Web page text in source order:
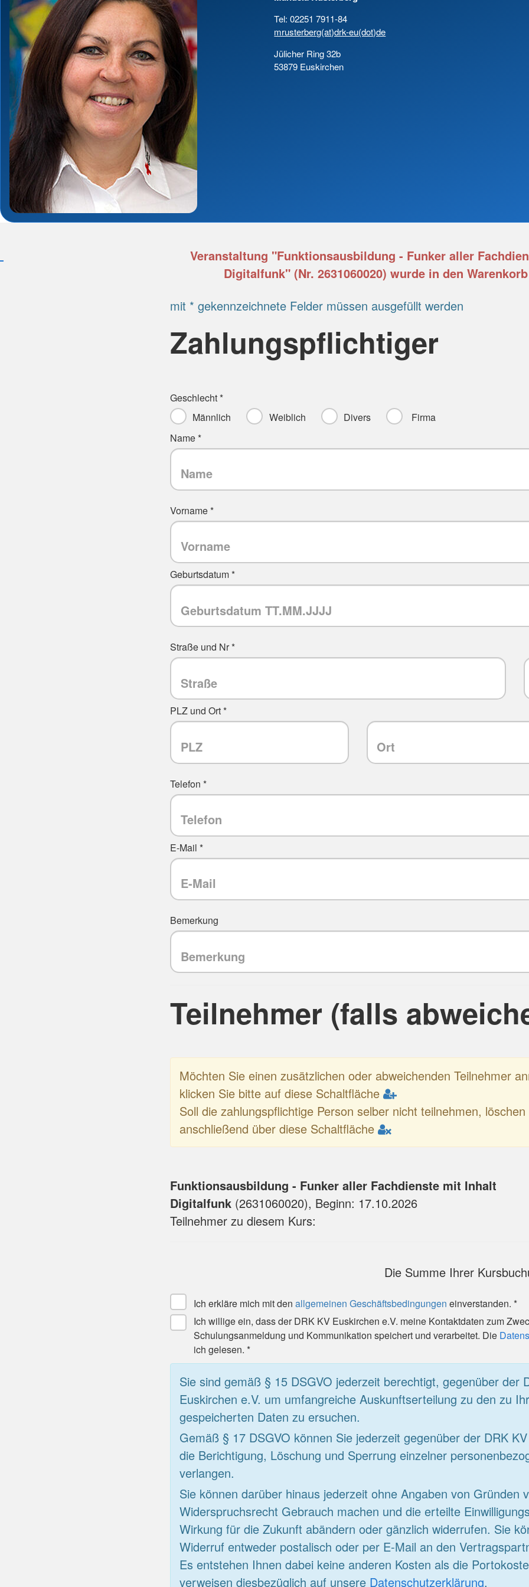
Tel: 02251 7911-84
mrusterberg(at)drk-eu(dot)de
Jülicher Ring 32b
53879 Euskirchen
Veranstaltung "Funktionsausbildung - Funker aller
Digitalfunk" (Nr. 2631060020) wurde in den
mit * gekennzeichnete Felder müssen ausgefüllt werden
Zahlungspflichtiger
Geschlecht *
Männlich
Weiblich Divers
Firma
Name *
Vorname *
Geburtsdatum *
Straße und Nr *
PLZ und Ort *
Telefon *
E-Mail *
Bemerkung
Teilnehmer (falls
Möchten Sie einen zusätzlichen oder abweichenden Teilnehmer
klicken Sie bitte auf diese Schaltfläche
Soll die zahlungspflichtige Person selber nicht teilnehmen,
anschließend über diese Schaltfläche
Funktionsausbildung - Funker aller Fachdienste mit Inhalt
Digitalfunk (2631060020), Beginn: 17.10.2026
Teilnehmer zu diesem Kurs:
Die Summe Ihrer
Ich erkläre mich mit den allgemeinen Geschäftsbedingungen einverstanden. *
Ich willige ein, dass der DRK KV Euskirchen e.V. meine Kontaktdaten zum
Schulungsanmeldung und Kommunikation speichert und verarbeitet. Die
ich gelesen. *
Sie sind gemäß § 15 DSGVO jederzeit berechtigt, gegenüber der
Euskirchen e.V. um umfangreiche Auskunftserteilung zu den zu
gespeicherten Daten zu ersuchen.
Gemäß § 17 DSGVO können Sie jederzeit gegenüber der DRK
die Berichtigung, Löschung und Sperrung einzelner
verlangen.
Sie können darüber hinaus jederzeit ohne Angaben von Gründen
Widerspruchsrecht Gebrauch machen und die erteilte
Wirkung für die Zukunft abändern oder gänzlich widerrufen. Sie
Widerruf entweder postalisch oder per E-Mail an den
Es entstehen Ihnen dabei keine anderen Kosten als die
verweisen diesbezüglich auf unsere Datenschutzerklärung.